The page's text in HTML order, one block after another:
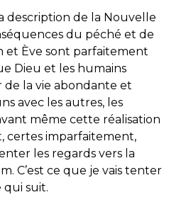
description de la Nouvelle
du péché et de
et Ève sont parfaitement
Dieu et les humains
la vie abondante et
avec les autres, les
même cette réalisation
certes imparfaitement,
les regards vers la
C’est ce que je vais tenter
qui suit.